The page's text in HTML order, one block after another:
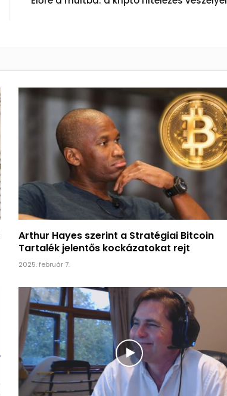
Arthur Hayes szerint a Stratégiai Bitcoin
Tartalék jelentős kockázatokat rejt
2025. február 7.